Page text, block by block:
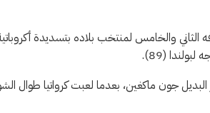
بينية من رونالدو (83) الذي سجل هدفه الثاني والخامس لمنتخب بلاده
حتى الدقيقة 86 لاقتناص الفوز عبر البديل جون ماكغين، بعدما لعبت